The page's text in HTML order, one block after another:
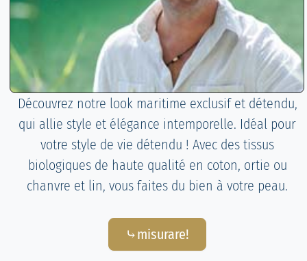
Découvrez notre look maritime exclusif et détendu,
qui allie style et élégance intemporelle. Idéal pour
votre style de vie détendu ! Avec des tissus
biologiques de haute qualité en coton, ortie ou
chanvre et lin, vous faites du bien à votre peau.
⤷misurare!